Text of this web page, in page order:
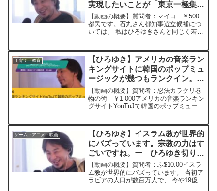
実現したいことが「東京一極集中
の是正」は国政では？と疑問ー
ひろゆき切り抜き 20240522
【動画の概要】質問者：マイコ ￥500
都民です。石丸さん都知事選立候補につ
いては、 私はひろゆきさんと同じく若い
是正」は国政では？と疑問です。東京お
金持ちのメリットもあ...
子育て・教育
【ひろゆき】アメリカの音楽ラン
キングサイトに韓国のポップミュ
ージックが幾つもランクイン。日
本はひとつもランクインされてな
い。どのように売り込めば？ー
ひろゆき切り抜き 20240216
【動画の概要】質問者：忍法カラクリ巻
物の術 ￥1,000アメリカの音楽ランキン
グサイトYouTuJて韓国のポップミュージ
ンクインされてないので憤りを感じま
す。韓国はあん...
ゲーム・アニメ・映画
【ひろゆき】イスラム教が世界的
にバズっています。宗教の力はす
ごいですね。ー ひろゆき切り抜
き 20241013
【動画の概要】質問者：ふ$10.00イスラ
ム教が世界的にバズっています。 当初ア
ラビアの人口が数百万人で、 今や19億人